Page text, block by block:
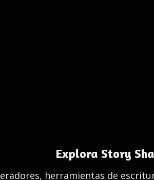
Explora Story
herramientas de